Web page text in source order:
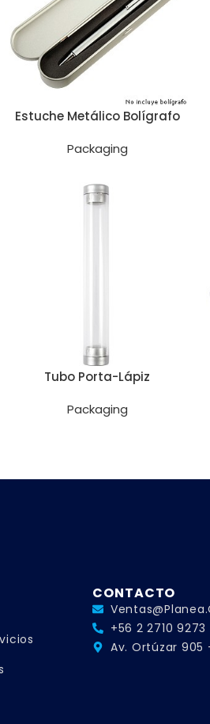
Estuche Metálico Bolígrafo
Packaging
Tubo Porta-Lápiz
Packaging
CONTACTO
+56 2 2710 9273
Av. Ortúzar 905